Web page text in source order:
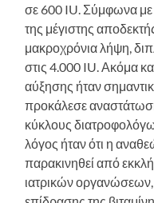
σε 600 IU. Σύμφωνα με
της μέγιστης
μακροχρόνια λήψη,
στις 4.000 IU. Ακόμα
αύξησης ήταν
προκάλεσε
κύκλους
λόγος ήταν ότι η
παρακινηθεί από
ιατρικών οργανώσεων,